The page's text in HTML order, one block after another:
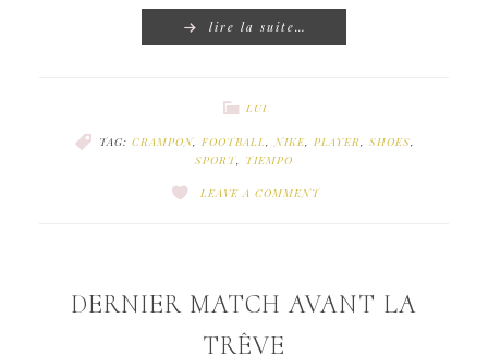
lire la suite…
LUI
TAG: CRAMPON, FOOTBALL,NIKE, PLAYER, SHOES,
SPORT, TIEMPO
LEAVE A COMMENT
DERNIER MATCH AVANT LA
TRÊVE